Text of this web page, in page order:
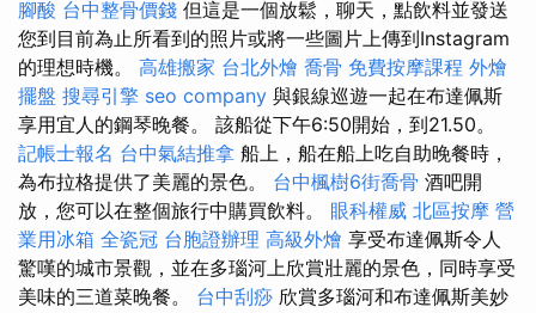
腳酸 台中整骨價錢 但這是一個放鬆，聊天，點飲料並發送
您到目前為止所看到的照片或將一些圖片上傳到Instagram
的理想時機。 高雄搬家 台北外燴 喬骨 免費按摩課程 外燴
擺盤 搜尋引擎 seo company 與銀線巡遊一起在布達佩斯
享用宜人的鋼琴晚餐。 該船從下午6:50開始，到21.50。
記帳士報名 台中氣結推拿 船上，船在船上吃自助晚餐時，
為布拉格提供了美麗的景色。 台中楓樹6街喬骨 酒吧開
放，您可以在整個旅行中購買飲料。 眼科權威 北區按摩 營
業用冰箱 全瓷冠 台胞證辦理 高級外燴 享受布達佩斯令人
驚嘆的城市景觀，並在多瑙河上欣賞壯麗的景色，同時享受
美味的三道菜晚餐。 台中刮痧 欣賞多瑙河和布達佩斯美妙